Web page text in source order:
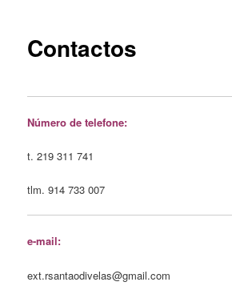
primário
Contactos
Número de telefone:
t. 219 311 741
tlm. 914 733 007
e-mail:
ext.rsantaodivelas@gmail.com